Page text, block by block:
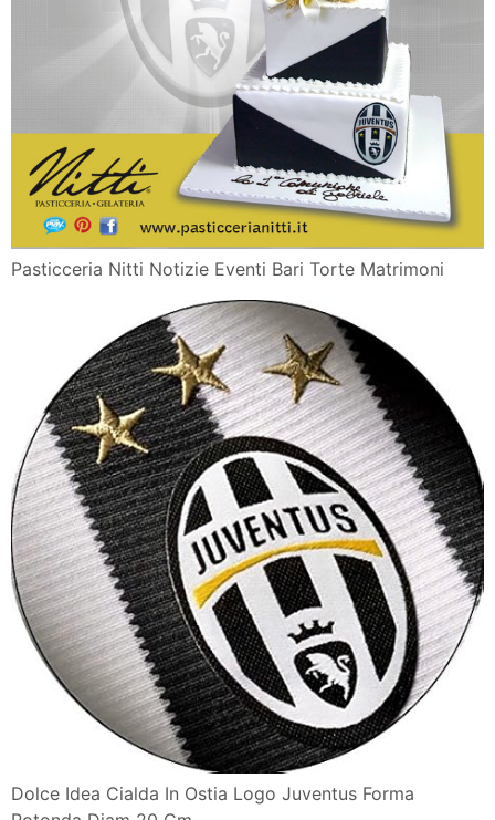
Pasticceria Nitti Notizie Eventi Bari Torte Matrimoni
Dolce Idea Cialda In Ostia Logo Juventus Forma